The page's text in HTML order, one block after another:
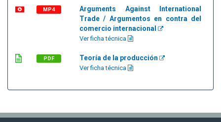
MP4
Arguments Against International
Trade / Argumentos en contra del
comercio internacional
Ver ficha técnica
PDF Teoría de la producción
Ver ficha técnica